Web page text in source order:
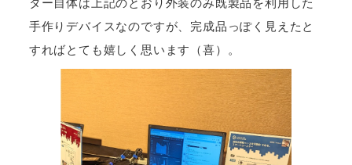
手作りデバイスなのですが、完成品っぽく見えたと
すればとても嬉しく思います（喜）。